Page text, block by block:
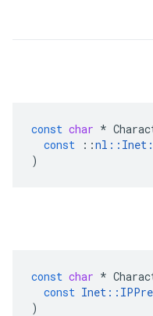
const char *
const
::nl :: Inet
)
const char *
const Inet ::
)